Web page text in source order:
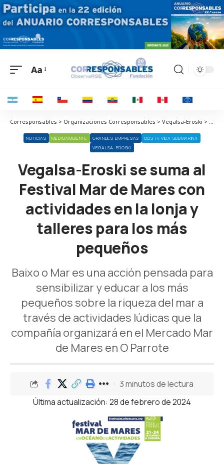
Aa
Corresponsables > Organizaciones Corresponsables > Vegalsa-Eroski > Vegalsa-Eroski se suma al Festival Mar de Mares con actividades en la lonja y talleres para los más pequeños
NOTICIAS MEDIOAMBIENTE GRANDES EMPRESAS
ODS 14 VIDA SUBMARINA
VEGALSA-EROSKI
Vegalsa-Eroski se suma al
Festival Mar de Mares con
actividades en la lonja y
talleres para los más
pequeños
Baixo o Mar es una acción pensada para
sensibilizar y educar a los más
pequeños sobre la riqueza del mar a
través de actividades lúdicas que la
compañía organizará en el Mercado Mar
de Mares en O Parrote
Última actualización: 28 de febrero de 2024
3 minutos de lectura